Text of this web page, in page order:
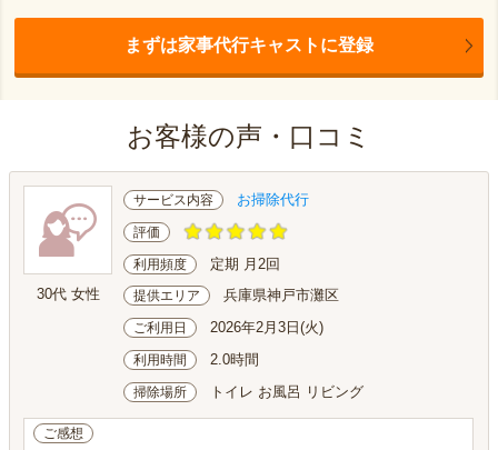
まずは家事代行キャストに登録
お客様の声・口コミ
30代 女性
サービス内容 お掃除代行
評価
利用頻度 定期 月2回
提供エリア 兵庫県神戸市灘区
ご利用日 2026年2月3日(火)
利用時間 2.0時間
掃除場所 トイレ お風呂 リビング
ご感想